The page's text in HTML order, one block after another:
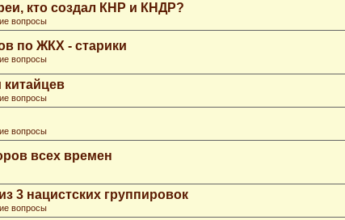
кто создал КНР и КНДР?
вопросы
по ЖКХ - старики
вопросы
китайцев
вопросы
вопросы
всех времен
3 нацистских группировок
вопросы